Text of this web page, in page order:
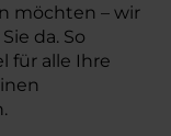
möchten – wir
da. So
für alle Ihre